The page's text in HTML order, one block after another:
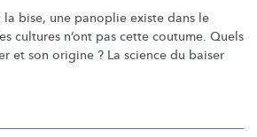
la bise, une panoplie existe dans le
cultures n’ont pas cette coutume. Quels
et son origine ? La science du baiser